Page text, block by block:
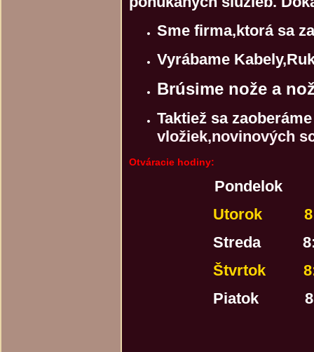
Sme firma,ktorá sa
Vyrábame
Brúsime nože a
Taktiež sa
vložiek,novinových
Otváracie hodiny:
Pondelok 8:00-
Utorok 8:00-
Streda 8:00-
Štvrtok 8:00-
Piatok 8:00-